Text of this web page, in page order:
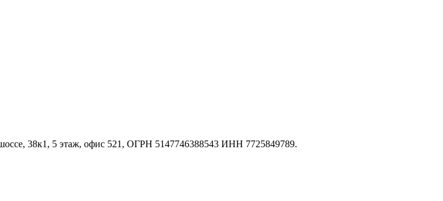
38к1, 5 этаж, офис 521, ОГРН 5147746388543 ИНН 7725849789.